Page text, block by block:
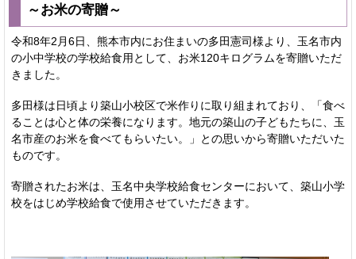
～お米の寄贈～
令和8年2月6日、熊本市内にお住まいの多田憲司様より、玉名市内
の小中学校の学校給食用として、お米120キログラムを寄贈いただ
きました。
多田様は日頃より築山小校区で米作りに取り組まれており、「食べ
ることは心と体の栄養になります。地元の築山の子どもたちに、玉
名市産のお米を食べてもらいたい。」との思いから寄贈いただいた
ものです。
寄贈されたお米は、玉名中央学校給食センターにおいて、築山小学
校をはじめ学校給食で使用させていただきます。